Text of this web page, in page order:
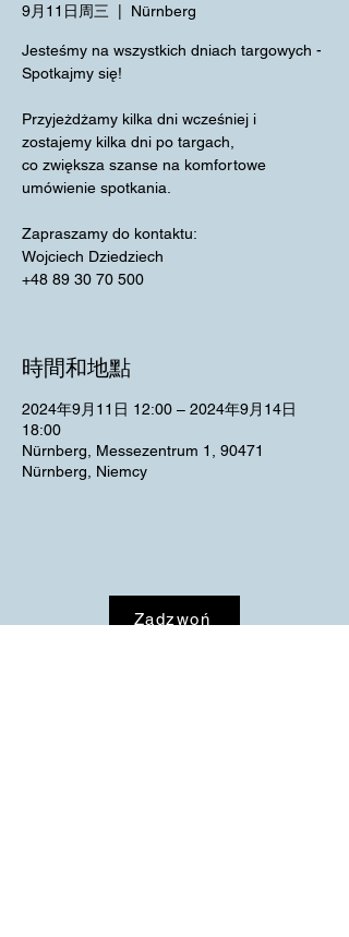
9月11日周三 Nürnberg
Jesteśmy na wszystkich dniach targowych -
Spotkajmy się!
Przyjeżdżamy kilka dni wcześniej i
zostajemy kilka dni po targach,
co zwiększa szanse na komfortowe
umówienie spotkania.
Zapraszamy do kontaktu:
Wojciech Dziedziech
+48 89 30 70 500
時間和地點
2024年9月11日 12:00 – 2024年9月14日
18:00
Nürnberg, Messezentrum 1, 90471
Nürnberg, Niemcy
Zadzwoń